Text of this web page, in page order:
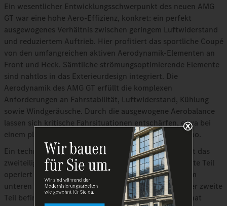
Ein wesentlicher Entwicklungsschwerpunkt des neuen AMG
GT war eine hohe Aero-Effizienz, konkret: ein perfekt
ausgewogenes Verhältnis zwischen geringem Luftwiderstand
und reduziertem Auftrieb. Hier profitiert das sportliche Coupé
von den umfangreichen aktiven Aerodynamik-Elementen an
Front und Heck. Sämtliche strömungsoptimierende Elemente
sind nahtlos in das Exterieurdesign integriert. Die
Aerodynamik des AMG GT erfüllt die komplexen
Anforderungen an Fahrstabilität, Luftwiderstand, Kühlung
sowie Windgeräusche. Durch die ausgewogene Aerobalance
lassen sich kritische Fahrsituationen entschärfen, etwa bei
einem plötzlichen Ausweichmanöver mit hohem Tempo.
Ein technisches Highlight bei der Aero-Entwicklung ist das
zweiteilige, aktive Luftregelsystem AIRPANEL. Der erste Teil
operiert mit senkrechten Lamellen, die sich hinter dem
unteren Lufteinlass in der Frontschürze verbergen. Der zweite
Teil befindet sich hinter dem oberen Lufteinlass und hat